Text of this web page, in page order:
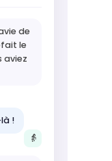
de
le
aviez
👵
!